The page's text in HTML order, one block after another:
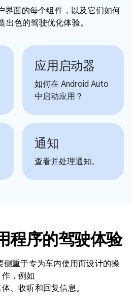
面的每个组件，以及它们如何
出色的驾驶优化体验。
应用启动器
如何在 Android Auto
中启动应用？
通知
查看并处理通知。
程序的驾驶体验
重于专为车内使用而设计的操
作，例如
、收听和回复信息。